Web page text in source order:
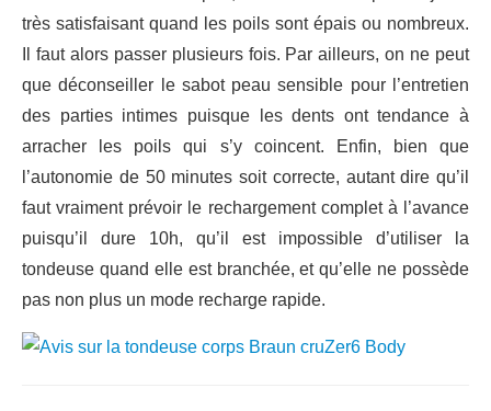
très satisfaisant quand les poils sont épais ou nombreux.
Il faut alors passer plusieurs fois. Par ailleurs, on ne peut
que déconseiller le sabot peau sensible pour l’entretien
des parties intimes puisque les dents ont tendance à
arracher les poils qui s’y coincent. Enfin, bien que
l’autonomie de 50 minutes soit correcte, autant dire qu’il
faut vraiment prévoir le rechargement complet à l’avance
puisqu’il dure 10h, qu’il est impossible d’utiliser la
tondeuse quand elle est branchée, et qu’elle ne possède
pas non plus un mode recharge rapide.